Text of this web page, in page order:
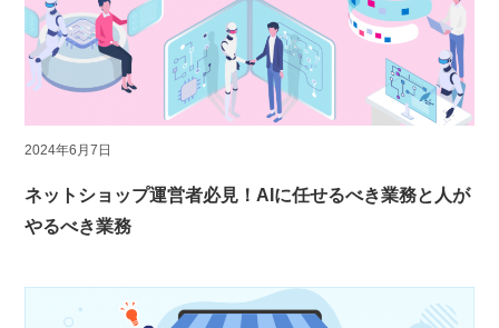
2024年6月7日
ネットショップ運営者必見！AIに任せるべき業務と人が
やるべき業務